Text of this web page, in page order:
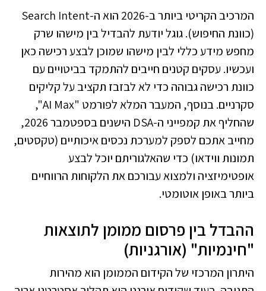
המרכיב הקריטי ביותר ב-2026 הוא ה-Search Intent
(כוונת החיפוש). גוגל יודעת להבדיל בין מישהו שרק
מחפש מידע כללי לבין מישהו שמוכן לבצע רכישה כאן
ועכשיו. עסקים קטנים חייבים להתמקד בביטויים עם
כוונת רכישה גבוהה כדי לא לבזבז תקציב על קליקים
סקרניים. בנוסף, המעבר המלא לפורמט "AI Max",
שהחליף את קמפייני ה-DSA הישנים בספטמבר 2026,
מחייב אתכם לספק למערכת נכסים איכותיים (טקסטים,
תמונות ווידאו) כדי שהאלגוריתם יוכל לבצע
אופטימיזציה ולמצוא עבורכם את הלקוחות הרווחיים
ביותר באופן אוטומטי.
ההבדל בין פרסום ממומן לתוצאות
"חינמיות" (אורגניות)
היתרון המרכזי של הקידום הממומן הוא מהירות